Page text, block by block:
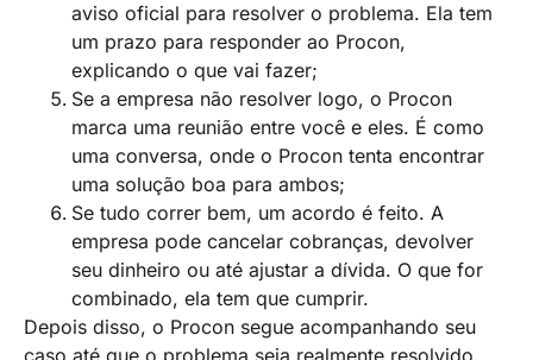
aviso oficial para resolver o problema. Ela tem
um prazo para responder ao Procon,
explicando o que vai fazer;
Se a empresa não resolver logo, o Procon
marca uma reunião entre você e eles. É como
uma conversa, onde o Procon tenta encontrar
uma solução boa para ambos;
Se tudo correr bem, um acordo é feito. A
empresa pode cancelar cobranças, devolver
seu dinheiro ou até ajustar a dívida. O que for
combinado, ela tem que cumprir.
Depois disso, o Procon segue acompanhando seu